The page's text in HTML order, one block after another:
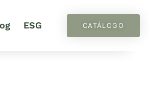
ESG CATÁLOGO